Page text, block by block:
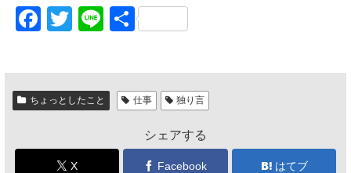
F
c
e
b
o
T
tt
er
Li
e
共
ちょっとしたこと 仕事 独り言
シェアする
X Facebook はてブ